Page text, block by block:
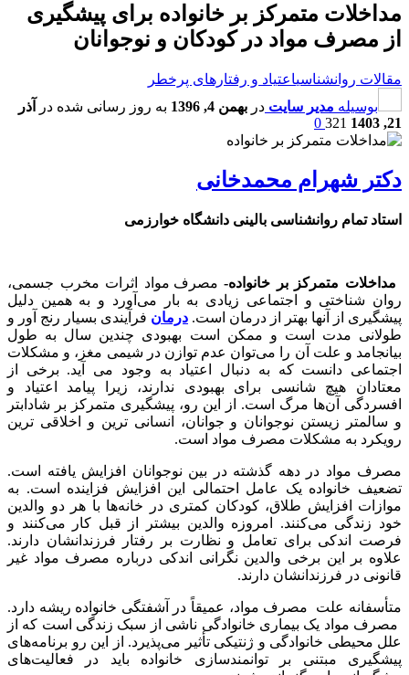
مداخلات متمرکز بر خانواده برای پیشگیری
از مصرف مواد در کودکان و نوجوانان
مقالات روانشناسیاعتیاد و رفتارهای پرخطر
بوسیله مدیر سایت در بهمن 4, 1396 به روز رسانی شده در
آذر
21, 1403
321
دکتر شهرام محمدخانی
استاد تمام روانشناسی بالینی دانشگاه خوارزمی
مداخلات متمرکز بر خانواده- مصرف مواد اثرات مخرب جسمی،
روان شناختی و اجتماعی زیادی به بار می‌آورد و به همین دلیل
پیشگیری از آن­ها بهتر از درمان است. درمان فرآیندی بسیار رنج آور و
طولانی مدت است و ممکن است بهبودی چندین سال به طول
بیانجامد و علت آن را می‌توان عدم توازن در شیمی مغز، و مشکلات
اجتماعی دانست که به دنبال اعتیاد به وجود می ­آید. برخی از
معتادان هیچ شانسی برای بهبودی ندارند، زیرا پیامد اعتیاد و
افسردگی آن‌ها مرگ است. از این رو، پیشگیری متمرکز بر شاداب­تر
و سالم­تر زیستن نوجوانان و جوانان، انسانی­ ترین و اخلاقی ­ترین
رویکرد به مشکلات مصرف مواد است.
مصرف مواد در دهه گذشته در بین نوجوانان افزایش یافته است.
تضعیف خانواده یک عامل احتمالی این افزایش فزاینده است. به
موازات افزایش طلاق، کودکان کمتری در خانه‌ها با هر دو والدین
خود زندگی می‌کنند. امروزه والدین بیشتر از قبل کار می‌کنند و
فرصت اندکی برای تعامل و نظارت بر رفتار فرزندانشان دارند.
علاوه بر این برخی والدین نگرانی اندکی درباره مصرف مواد غیر
قانونی در فرزندانشان دارند.
متأسفانه علت مصرف مواد، عمیقاً در آشفتگی خانواده ریشه دارد.
مصرف مواد یک بیماری خانوادگی ناشی از سبک زندگی است که از
علل محیطی خانوادگی و ژنتیکی تأثیر می‌پذیرد. از این رو برنامه‌های
پیشگیری مبتنی بر توانمندسازی خانواده باید در فعالیت‌های